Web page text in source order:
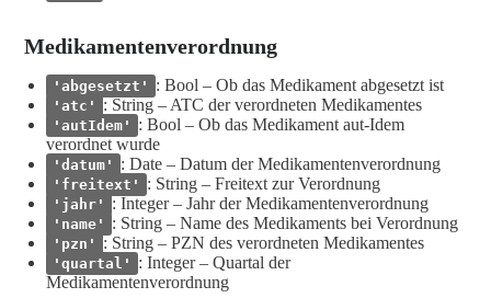
Medikamentenverordnung
'abgesetzt' : Bool – Ob das Medikament abgesetzt ist
'atc' : String – ATC der verordneten Medikamentes
'autIdem'
: Bool – Ob das Medikament aut-Idem
verordnet wurde
'datum' : Date – Datum der Medikamentenverordnung
'freitext' : String – Freitext zur Verordnung
'jahr' : Integer – Jahr der Medikamentenverordnung
'name' : String – Name des Medikaments bei Verordnung
'pzn' : String – PZN des verordneten Medikamentes
'quartal'
: Integer – Quartal der
Medikamentenverordnung